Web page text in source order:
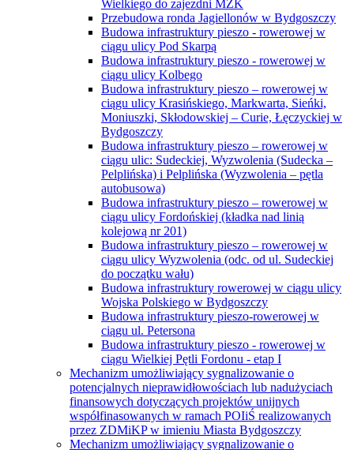
Wielkiego do zajezdni MZK
Przebudowa ronda Jagiellonów w Bydgoszczy
Budowa infrastruktury pieszo - rowerowej w
ciągu ulicy Pod Skarpą
Budowa infrastruktury pieszo - rowerowej w
ciągu ulicy Kolbego
Budowa infrastruktury pieszo – rowerowej w
ciągu ulicy Krasińskiego, Markwarta, Sieńki,
Moniuszki, Skłodowskiej – Curie, Łęczyckiej w
Bydgoszczy
Budowa infrastruktury pieszo – rowerowej w
ciągu ulic: Sudeckiej, Wyzwolenia (Sudecka –
Pelplińska) i Pelplińska (Wyzwolenia – pętla
autobusowa)
Budowa infrastruktury pieszo – rowerowej w
ciągu ulicy Fordońskiej (kładka nad linią
kolejową nr 201)
Budowa infrastruktury pieszo – rowerowej w
ciągu ulicy Wyzwolenia (odc. od ul. Sudeckiej
do początku wału)
Budowa infrastruktury rowerowej w ciągu ulicy
Wojska Polskiego w Bydgoszczy
Budowa infrastruktury pieszo-rowerowej w
ciągu ul. Petersona
Budowa infrastruktury pieszo - rowerowej w
ciągu Wielkiej Pętli Fordonu - etap I
Mechanizm umożliwiający sygnalizowanie o
potencjalnych nieprawidłowościach lub nadużyciach
finansowych dotyczących projektów unijnych
współfinasowanych w ramach POIiŚ realizowanych
przez ZDMiKP w imieniu Miasta Bydgoszczy
Mechanizm umożliwiający sygnalizowanie o